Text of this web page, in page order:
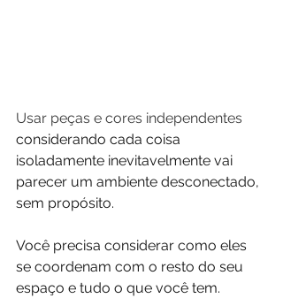
Usar peças e cores independentes
considerando cada coisa
isoladamente inevitavelmente vai
parecer um ambiente desconectado,
sem propósito.
Você precisa considerar como eles
se coordenam com o resto do seu
espaço e tudo o que você tem.